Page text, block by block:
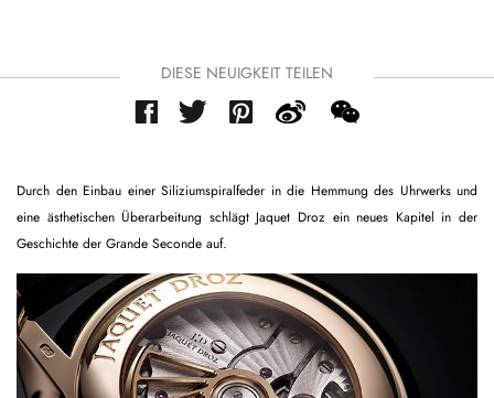
DIESE NEUIGKEIT TEILEN
Durch den Einbau einer Siliziumspiralfeder in die Hemmung des Uhrwerks und
eine ästhetischen Überarbeitung schlägt Jaquet Droz ein neues Kapitel in der
Geschichte der Grande Seconde auf.